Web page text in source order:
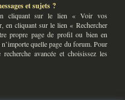
et sujets ?
cliquant sur le lien « Voir vos
en cliquant sur le lien « Rechercher
propre page de profil ou bien en
quelle page du forum. Pour
avancée et choisissez les